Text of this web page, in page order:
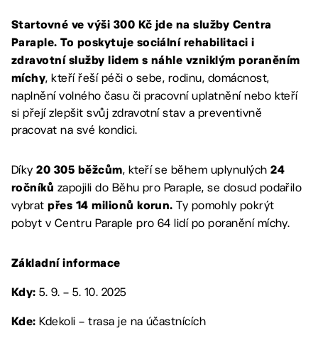
Startovné ve výši 300 Kč jde na služby Centra
Paraple. To poskytuje sociální rehabilitaci i
zdravotní služby lidem s náhle vzniklým poraněním
míchy, kteří řeší péči o sebe, rodinu, domácnost,
naplnění volného času či pracovní uplatnění nebo kteří
si přejí zlepšit svůj zdravotní stav a preventivně
pracovat na své kondici.
Díky20 305 běžcům, kteří se během uplynulých24
ročníků zapojili do Běhu pro Paraple, se dosud podařilo
vybratpřes 14 milionů korun. Ty pomohly pokrýt
pobyt v Centru Paraple pro 64 lidí po poranění míchy.
Základní informace
Kdy: 5. 9. – 5. 10. 2025
Kde: Kdekoli – trasa je na účastnících